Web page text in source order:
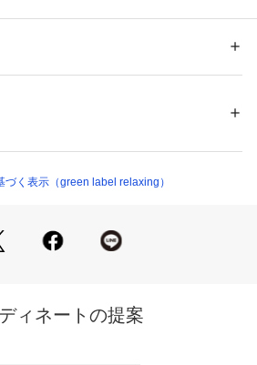
。
シルエットに、クッション性と安定性
ーカーカラー名：WHITE）
メーカーカラー名：SILVER）
、商品の品質表示タグをご覧ください
く表示（green label relaxing）